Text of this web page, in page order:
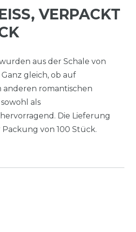
VERPACKT I
aus der Schale von
gleich, ob auf
anderen romantischen
als
Die Lieferung
von 100 Stück.